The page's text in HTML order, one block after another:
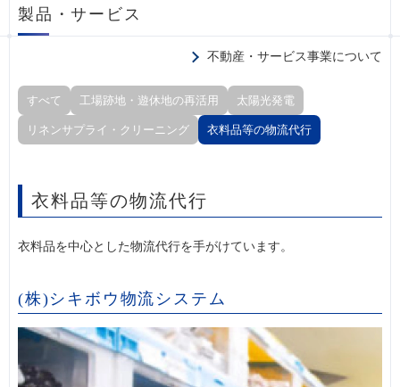
製品・サービス
不動産・サービス事業について
すべて 工場跡地・遊休地の再活用 太陽光発電
リネンサプライ・クリーニング 衣料品等の物流代行
衣料品等の物流代行
衣料品を中心とした物流代行を手がけています。
(株)シキボウ物流システム